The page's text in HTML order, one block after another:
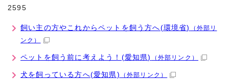
2595
飼い主の方やこれからペットを飼う方へ(環境省)
（外部リ
ンク）
ペットを飼う前に考えよう！(愛知県) （外部リンク）
犬を飼っている方へ(愛知県) （外部リンク）